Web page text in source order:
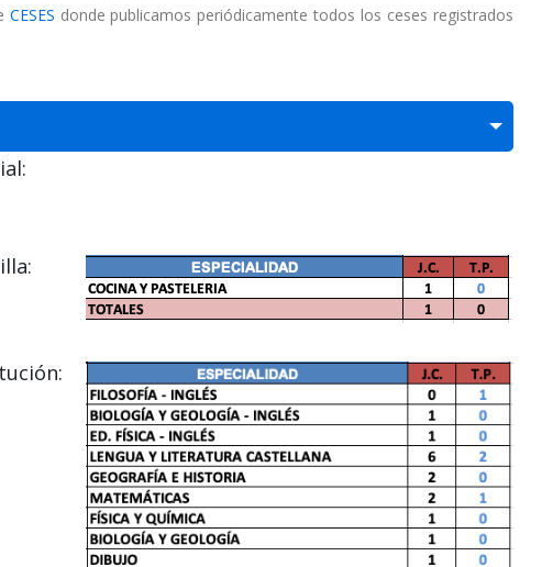
CESES donde publicamos periódicamente todos los ceses registrados